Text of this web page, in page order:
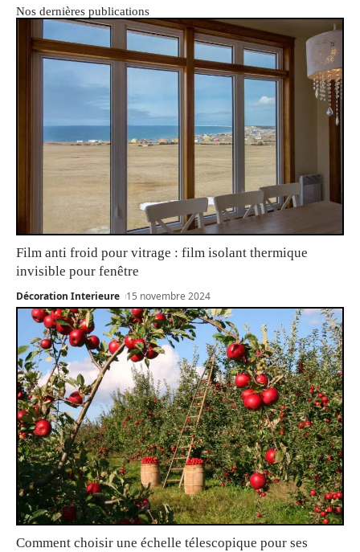
Nos dernières publications
Film anti froid pour vitrage : film isolant thermique
invisible pour fenêtre
Décoration Interieure 15 novembre 2024
Comment choisir une échelle télescopique pour ses